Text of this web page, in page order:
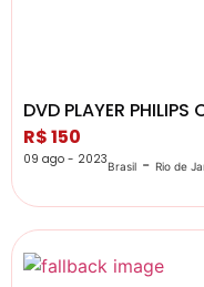
DVD PLAYER
R$ 150
09 ago - 2023Brasil - Rio de